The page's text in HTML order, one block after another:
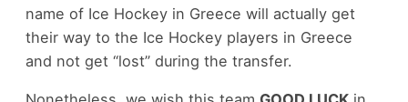
name of Ice Hockey in Greece will actually get
their way to the Ice Hockey players in Greece
and not get “lost” during the transfer.